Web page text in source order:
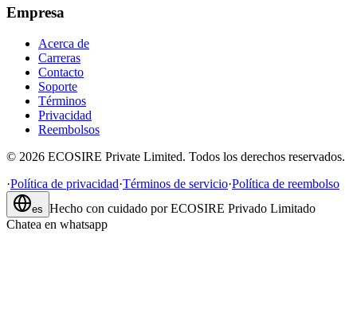
Empresa
Acerca de
Carreras
Contacto
Soporte
Términos
Privacidad
Reembolsos
© 2026 ECOSIRE Private Limited. Todos los derechos reservados.
·Política de privacidad·Términos de servicio·Política de reembolso
es Hecho con cuidado por ECOSIRE Privado Limitado
Chatea en whatsapp